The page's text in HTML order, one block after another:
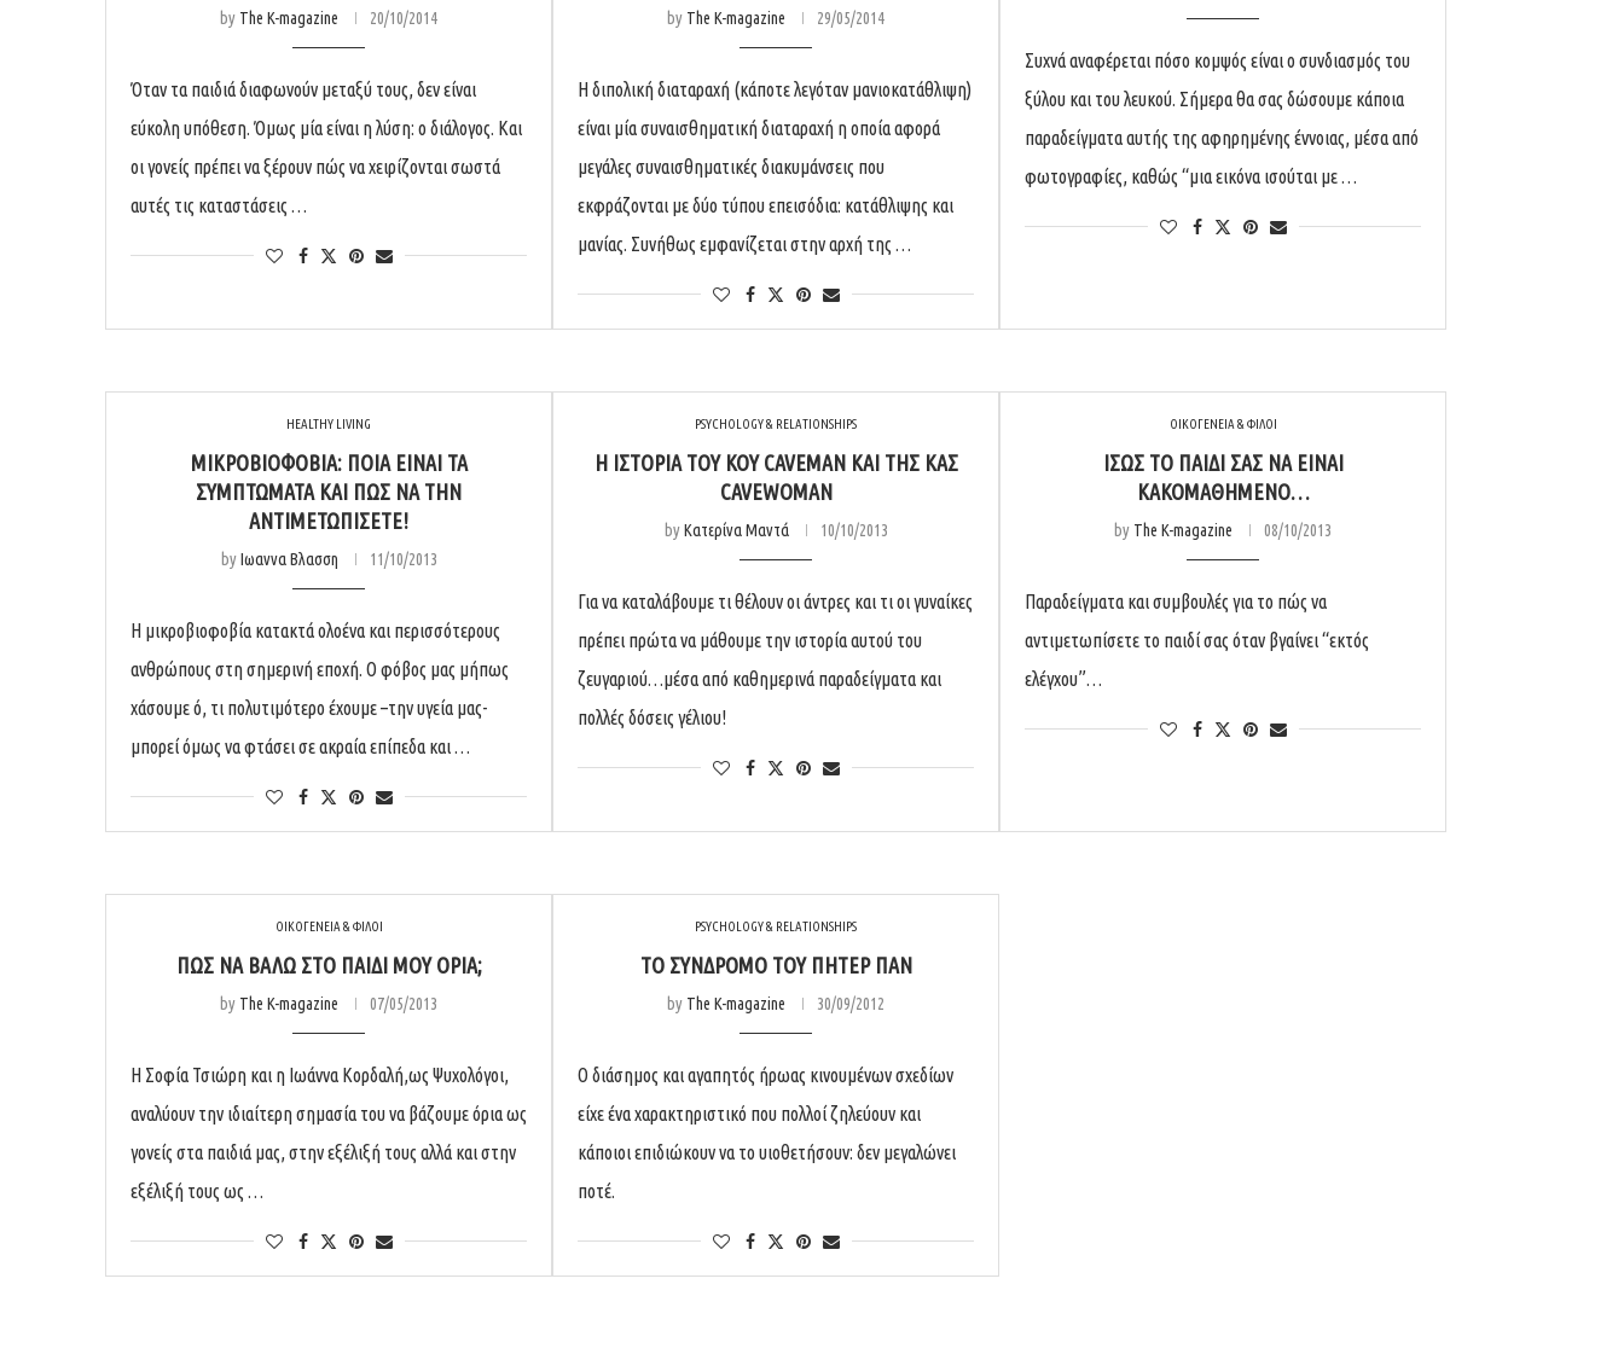
by The K-magazine 20/10/2014
Όταν τα παιδιά διαφωνούν μεταξύ τους, δεν είναι
εύκολη υπόθεση. Όμως μία είναι η λύση: ο διάλογος. Και
οι γονείς πρέπει να ξέρουν πώς να χειρίζονται σωστά
αυτές τις καταστάσεις …
by The K-magazine 29/05/2014
Η διπολική διαταραχή (κάποτε λεγόταν μανιοκατάθλιψη)
είναι μία συναισθηματική διαταραχή η οποία αφορά
μεγάλες συναισθηματικές διακυμάνσεις που
εκφράζονται με δύο τύπου επεισόδια: κατάθλιψης και
μανίας. Συνήθως εμφανίζεται στην αρχή της …
Συχνά αναφέρεται πόσο κομψός είναι ο συνδιασμός του
ξύλου και του λευκού. Σήμερα θα σας δώσουμε κάποια
παραδείγματα αυτής της αφηρημένης έννοιας, μέσα από
φωτογραφίες, καθώς “μια εικόνα ισούται με …
HEALTHY LIVING
ΜΙΚΡΟΒΙΟΦΟΒΊΑ: ΠΟΙΑ ΕΊΝΑΙ ΤΑ
ΣΥΜΠΤΏΜΑΤΑ ΚΑΙ ΠΏΣ ΝΑ ΤΗΝ
ΑΝΤΙΜΕΤΩΠΊΣΕΤΕ!
byΙωαννα Βλασση 11/10/2013
Η μικροβιοφοβία κατακτά ολοένα και περισσότερους
ανθρώπους στη σημερινή εποχή. Ο φόβος μας μήπως
χάσουμε ό, τι πολυτιμότερο έχουμε –την υγεία μας-
μπορεί όμως να φτάσει σε ακραία επίπεδα και …
PSYCHOLOGY & RELATIONSHIPS
Η ΙΣΤΟΡΊΑ ΤΟΥ ΚΟΥ CAVEMAN ΚΑΙ ΤΗΣ ΚΑΣ
CAVEWOMAN
byΚατερίνα Μαντά 10/10/2013
Για να καταλάβουμε τι θέλουν οι άντρες και τι οι γυναίκες
πρέπει πρώτα να μάθουμε την ιστορία αυτού του
ζευγαριού…μέσα από καθημερινά παραδείγματα και
πολλές δόσεις γέλιου!
ΟΙΚΟΓΕΝΕΙΑ & ΦΙΛΟΙ
ΊΣΩΣ ΤΟ ΠΑΙΔΊ ΣΑΣ ΝΑ ΕΊΝΑΙ
ΚΑΚΟΜΑΘΗΜΈΝΟ…
by The K-magazine 08/10/2013
Παραδείγματα και συμβουλές για το πώς να
αντιμετωπίσετε το παιδί σας όταν βγαίνει “εκτός
ελέγχου”…
ΟΙΚΟΓΕΝΕΙΑ & ΦΙΛΟΙ
ΠΏΣ ΝΑ ΒΆΛΩ ΣΤΟ ΠΑΙΔΊ ΜΟΥ ΌΡΙΑ;
by The K-magazine 07/05/2013
Η Σοφία Τσιώρη και η Ιωάννα Κορδαλή ,ως Ψυχολόγοι,
αναλύουν την ιδιαίτερη σημασία του να βάζουμε όρια ως
γονείς στα παιδιά μας, στην εξέλιξή τους αλλά και στην
εξέλιξή τους ως …
PSYCHOLOGY & RELATIONSHIPS
ΤΟ ΣΎΝΔΡΟΜΟ ΤΟΥ ΠΉΤΕΡ ΠΑΝ
by The K-magazine 30/09/2012
Ο διάσημος και αγαπητός ήρωας κινουμένων σχεδίων
είχε ένα χαρακτηριστικό που πολλοί ζηλεύουν και
κάποιοι επιδιώκουν να το υιοθετήσουν: δεν μεγαλώνει
ποτέ.